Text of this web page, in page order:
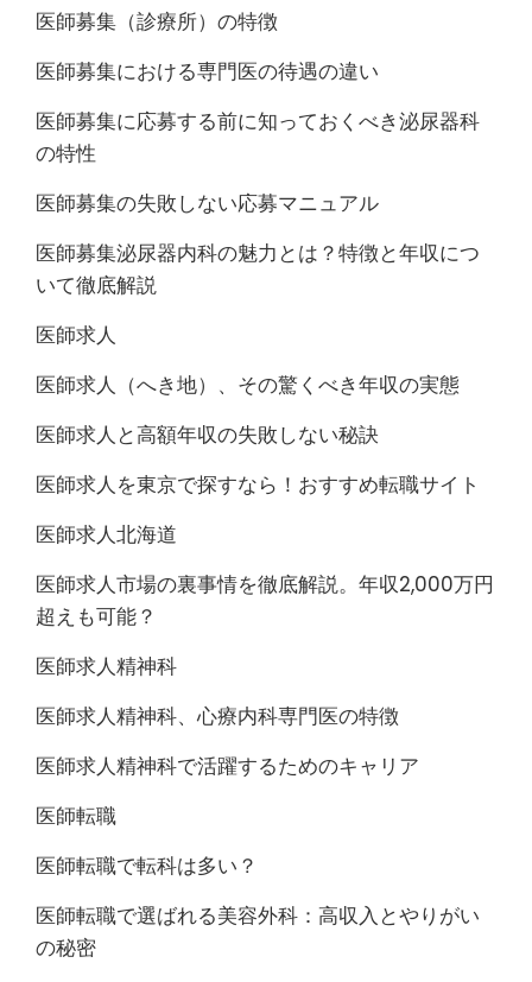
医師募集（診療所）の特徴
医師募集における専門医の待遇の違い
医師募集に応募する前に知っておくべき泌尿器科
の特性
医師募集の失敗しない応募マニュアル
医師募集泌尿器内科の魅力とは？特徴と年収につ
いて徹底解説
医師求人
医師求人（へき地）、その驚くべき年収の実態
医師求人と高額年収の失敗しない秘訣
医師求人を東京で探すなら！おすすめ転職サイト
医師求人北海道
医師求人市場の裏事情を徹底解説。年収2,000万円
超えも可能？
医師求人精神科
医師求人精神科、心療内科専門医の特徴
医師求人精神科で活躍するためのキャリア
医師転職
医師転職で転科は多い？
医師転職で選ばれる美容外科：高収入とやりがい
の秘密